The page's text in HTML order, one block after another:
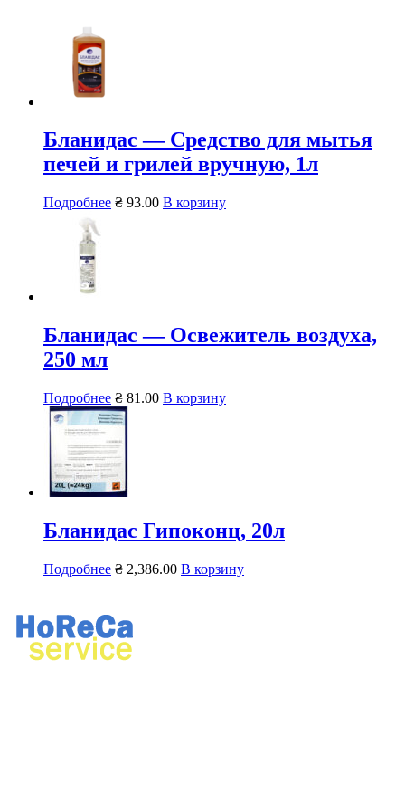
Бланидас — Средство для мытья
печей и грилей вручную, 1л
Подробнее ₴ 93.00 В корзину
Бланидас — Освежитель воздуха,
250 мл
Подробнее ₴ 81.00 В корзину
Бланидас Гипоконц, 20л
Подробнее ₴ 2,386.00 В корзину